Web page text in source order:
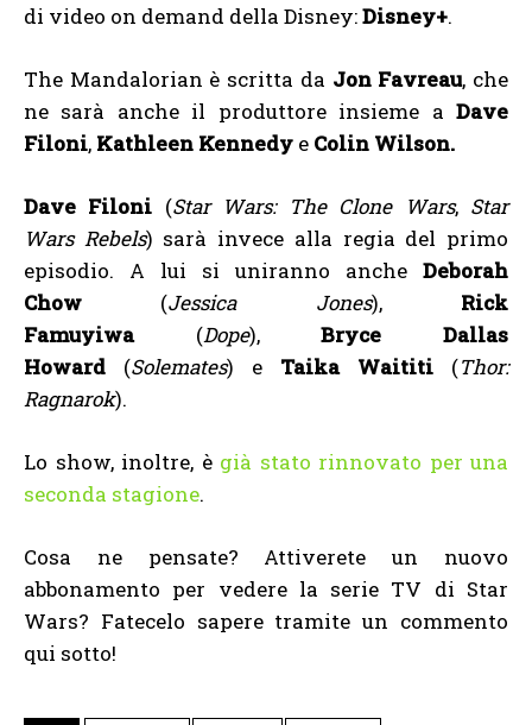
di video on demand della Disney:Disney+.
The Mandalorian è scritta da Jon Favreau, che
ne sarà anche il produttore insieme a Dave
Filoni, Kathleen Kennedy e Colin Wilson.
Dave Filoni (Star Wars: The Clone Wars, Star
Wars Rebels) sarà invece alla regia del primo
episodio. A lui si uniranno anche Deborah
Chow (Jessica Jones), Rick
Famuyiwa(Dope),Bryce Dallas
Howard (Solemates) e Taika Waititi (Thor:
Ragnarok).
Lo show, inoltre, è già stato rinnovato per una
seconda stagione.
Cosa ne pensate? Attiverete un nuovo
abbonamento per vedere la serie TV di Star
Wars? Fatecelo sapere tramite un commento
qui sotto!